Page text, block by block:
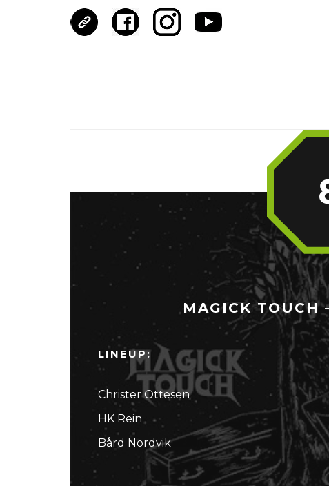
MAGICK
LINEUP:
Christer Ottesen
HK Rein
Bård Nordvik